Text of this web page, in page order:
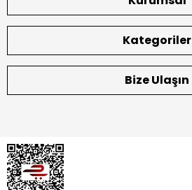
Kategoriler
Bize Ulaşın